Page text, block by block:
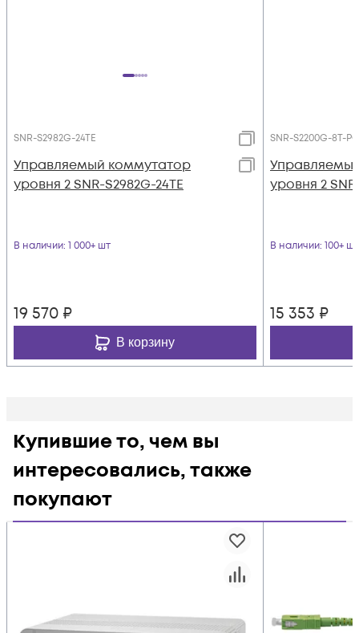
SNR-S2982G-24TE
Управляемый коммутатор
уровня 2 SNR-S2982G-24TE
В наличии: 1 000+ шт
19 570 ₽
В корзину
SNR-S2200G-8T-
уровня 2
В наличии: 100+ шт
15 353 ₽
Купившие то, чем вы
интересовались, также
покупают